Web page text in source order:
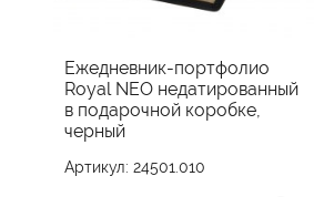
Ежедневник-портфолио
Royal NEO недатированный
в подарочной коробке,
черный
Артикул: 24501.010